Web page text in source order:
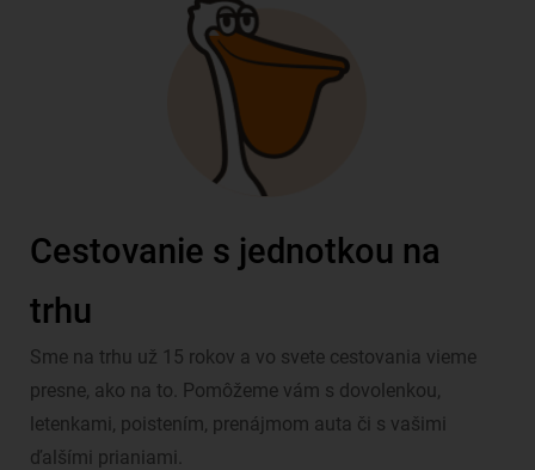
Cestovanie s jednotkou na
trhu
Sme na trhu už 15 rokov a vo svete cestovania vieme
presne, ako na to. Pomôžeme vám s dovolenkou,
letenkami, poistením, prenájmom auta či s vašimi
ďalšími prianiami.